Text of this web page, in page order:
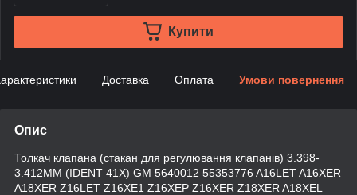
Купити
Доставка Оплата Умови повернення
Опис
Толкач клапана (стакан для регулювання клапанів) 3.398-
3.412MM (IDENT 41X) GM 5640012 55353776 A16LET A16XER
A18XER Z16LET Z16XE1 Z16XEP Z16XER Z18XER A18XEL